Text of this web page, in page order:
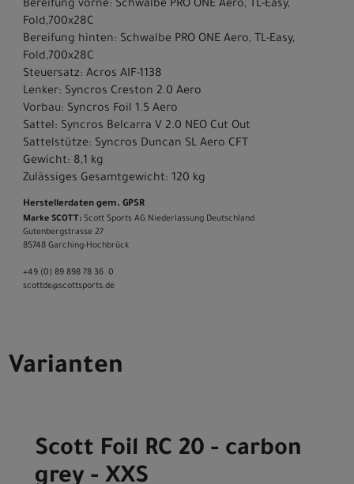
Bereifung vorne: Schwalbe PRO ONE Aero, TL-Easy,
Fold,700x28C
Bereifung hinten: Schwalbe PRO ONE Aero, TL-Easy,
Fold,700x28C
Steuersatz: Acros AIF-1138
Lenker: Syncros Creston 2.0 Aero
Vorbau: Syncros Foil 1.5 Aero
Sattel: Syncros Belcarra V 2.0 NEO Cut Out
Sattelstütze: Syncros Duncan SL Aero CFT
Gewicht: 8,1 kg
Zulässiges Gesamtgewicht: 120 kg
Herstellerdaten gem. GPSR
Marke SCOTT: Scott Sports AG Niederlassung Deutschland
Gutenbergstrasse 27
85748 Garching-­Hochbrück
+49 (0) 89 898 78 36 ­ 0
scott­de@scott­sports.de
Varianten
Scott Foil RC 20 - carbon
grey - XXS